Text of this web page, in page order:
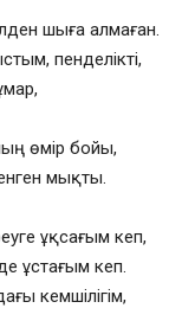
шыға алмаған.
пенделікті,
өмір бойы,
мықты.
ұқсағым кеп,
ұстағым кеп.
кемшілігім,